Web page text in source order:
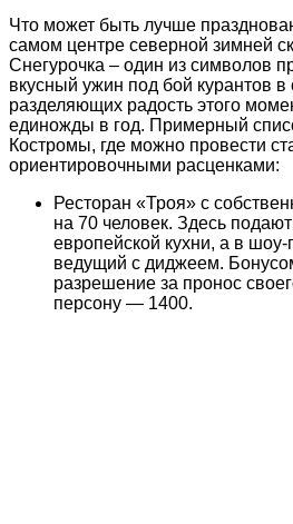
Что может быть лучше
самом центре северной зимней
Снегурочка – один из символов
вкусный ужин под бой курантов
разделяющих радость этого
единожды в год. Примерный
Костромы, где можно провести
ориентировочными расценками:
Ресторан «Троя» с
на 70 человек. Здесь
европейской кухни, а в
ведущий с диджеем.
разрешение за пронос
персону — 1400.